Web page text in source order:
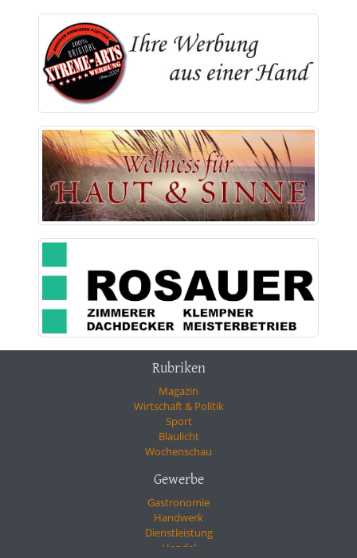
Rubriken
Magazin
Wirtschaft & Politik
Sport
Blaulicht
Wochenschau
Gewerbe
Gastronomie
Handwerk
Dienstleistung
Handel